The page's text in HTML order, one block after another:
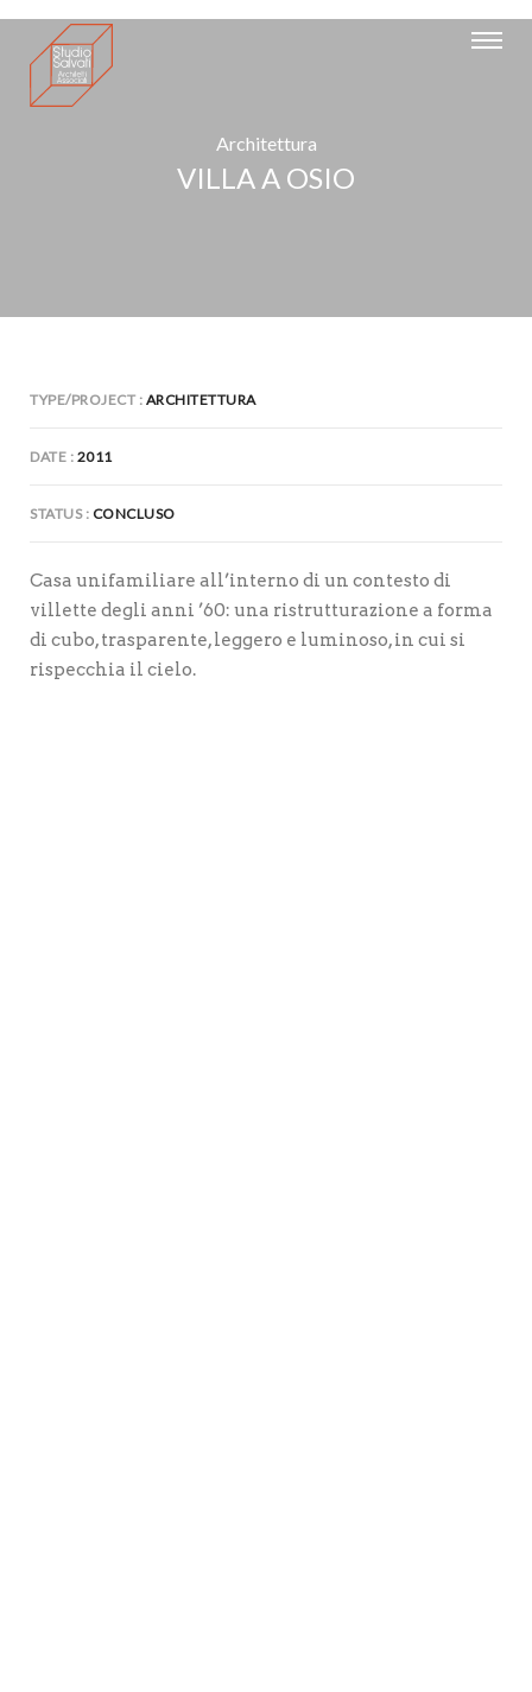
Architettura
VILLA A OSIO
TYPE/PROJECT ARCHITETTURA
DATE 2011
STATUS CONCLUSO
Casa unifamiliare all’interno di un contesto di
villette degli anni ’60: una ristrutturazione a forma
di cubo, trasparente, leggero e luminoso, in cui si
rispecchia il cielo.